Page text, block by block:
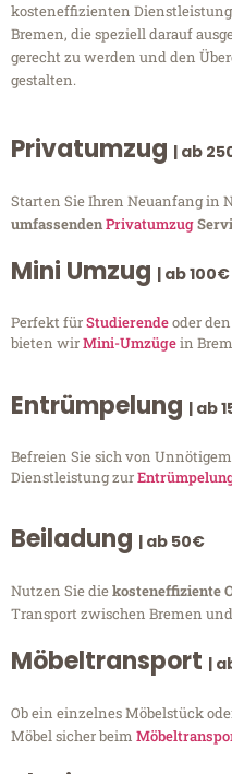
kosteneffizienten
Bremen, die speziell darauf
gerecht zu werden und den
gestalten.
Privatumzug | ab
Starten Sie Ihren Neuanfang in
umfassendenPrivatumzug
Mini Umzug | ab 100€
Perfekt fürStudierendeoder
bieten wirMini-Umzügein
Entrümpelung | ab
Befreien Sie sich von
Dienstleistung zur
Beiladung | ab 50€
Nutzen Sie diekosteneffiziente
Transport zwischen Bremen
Möbeltransport |
Ob ein einzelnes Möbelstück
Möbel sicher beim